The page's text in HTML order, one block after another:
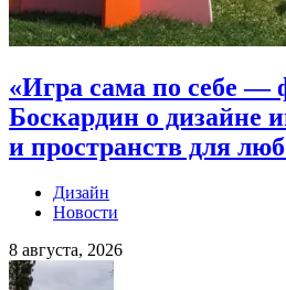
«Игра сама по себе
Боскардин о дизайне
и пространств для
Дизайн
Новости
8 августа, 2026